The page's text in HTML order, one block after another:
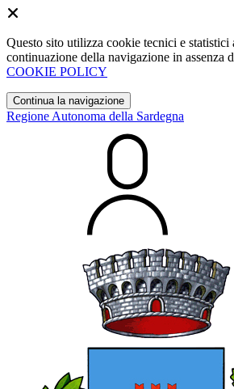
Questo sito utilizza cookie tecnici e
continuazione della navigazione in
COOKIE POLICY
Continua la navigazione
Regione Autonoma della Sardegna